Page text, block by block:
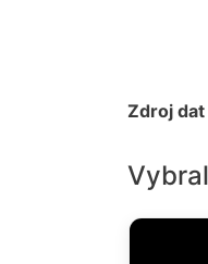
Zdroj dat